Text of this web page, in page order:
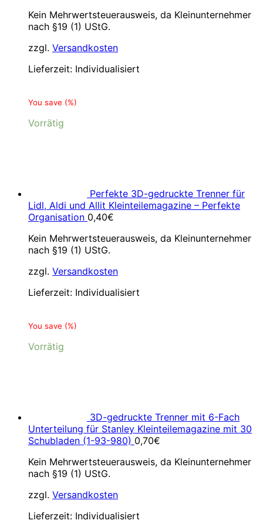
Kein Mehrwertsteuerausweis, da Kleinunternehmer
nach §19 (1) UStG.
zzgl. Versandkosten
Lieferzeit: Individualisiert
You save (%)
Vorrätig
Perfekte 3D-gedruckte Trenner für
Lidl, Aldi und Allit Kleinteilemagazine – Perfekte
Organisation 0,40€
Kein Mehrwertsteuerausweis, da Kleinunternehmer
nach §19 (1) UStG.
zzgl. Versandkosten
Lieferzeit: Individualisiert
You save (%)
Vorrätig
3D-gedruckte Trenner mit 6-Fach
Unterteilung für Stanley Kleinteilemagazine mit 30
Schubladen (1-93-980) 0,70€
Kein Mehrwertsteuerausweis, da Kleinunternehmer
nach §19 (1) UStG.
zzgl. Versandkosten
Lieferzeit: Individualisiert